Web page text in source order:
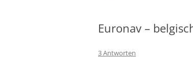
Euronav –
3 Antworten